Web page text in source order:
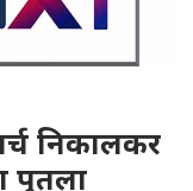
निकालकर
पुतला